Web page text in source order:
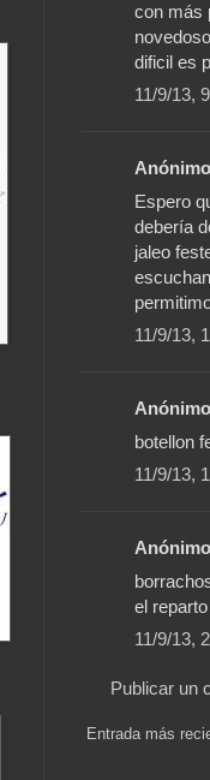
con más
dificil es
11/9/13,
Espero
debería
jaleo
11/9/13,
botellon
11/9/13,
el
11/9/13,
Publicar un
Entrada más